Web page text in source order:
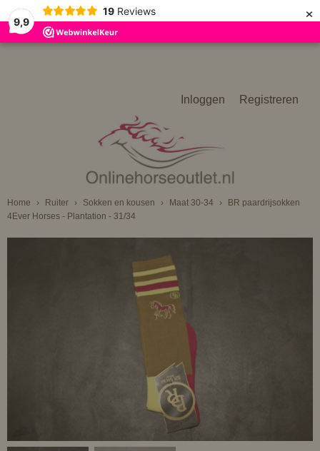
9,9
19 Reviews ×
Inloggen Registreren
Home › Ruiter › Sokken en kousen › Maat 30-34 ›
BR paardrijsokken
4Ever Horses - Plantation - 31/34